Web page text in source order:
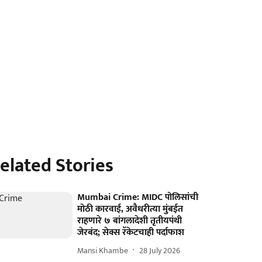
Stories
Mumbai Crime: MIDC पोलिसांची
मोठी कारवाई, अवैधरीत्या मुंबईत
राहणारे ७ बांगलादेशी तृतीयपंथी
जेरबंद; सेक्स रॅकेटचाही पर्दाफाश
Mansi Khambe 28 July 2026